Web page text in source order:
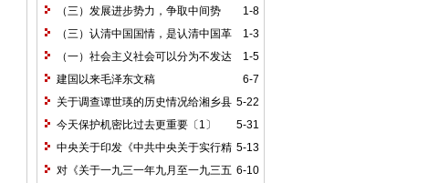
的批语〔1〕
1-8
（三）发展进步势力，争取中间势
力，孤立顽固势力
1-3
（三）认清中国国情，是认清中国革
命一切问题的基本依据
1-5
（一）社会主义社会可以分为不发达
和比较发达两个阶段
6-7
建国以来毛泽东文稿
5-22
关于调查谭世瑛的历史情况给湘乡县
委的信和给谭世瑛的复信
5-31
今天保护机密比过去更重要〔1〕
5-13
中央关于印发《中共中央关于实行精
兵简政、增产节约、反对贪污、反对浪费
6-10
对《关于一九三一年九月至一九三五